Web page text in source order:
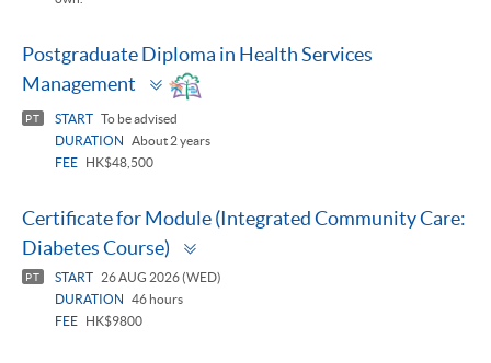
Postgraduate Diploma in Health Services
Management
Toggle
panel
PT START To be advised
DURATION
About 2 years
FEE
HK$48,500
Certificate for Module (Integrated Community Care:
Diabetes Course)
PT START
26 AUG 2026 (WED)
DURATION
46 hours
FEE
HK$9800